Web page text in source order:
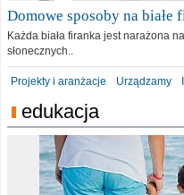
Domowe sposoby na białe
Każda biała firanka jest narażona
słonecznych..
Projekty i aranżacje Urządzamy
edukacja